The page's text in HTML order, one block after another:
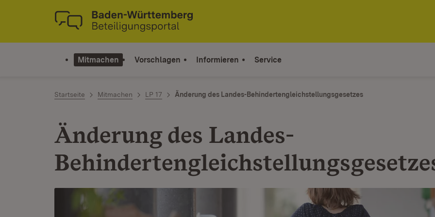
Zum Inhalt springen
Link zur Startseite
Mitmachen Vorschlagen Informieren Service
Startseite Mitmachen LP 17 Änderung des Landes-Behindertengleichstellungsgesetzes
Änderung des Landes-